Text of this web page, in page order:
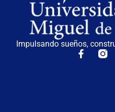
Impulsando sueños,